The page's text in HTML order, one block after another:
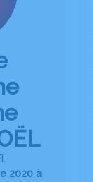
2020 à